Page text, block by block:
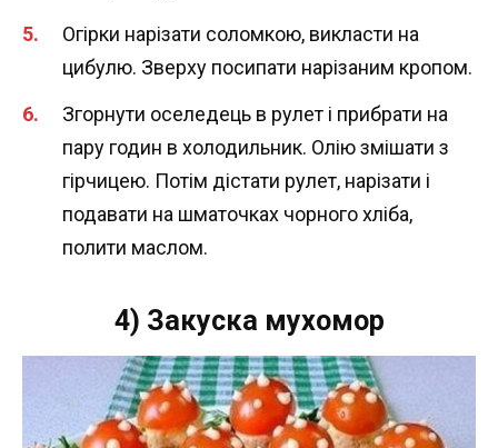
Огірки нарізати соломкою, викласти на
цибулю. Зверху посипати нарізаним кропом.
Згорнути оселедець в рулет і прибрати на
пару годин в холодильник. Олію змішати з
гірчицею. Потім дістати рулет, нарізати і
подавати на шматочках чорного хліба,
полити маслом.
4) Закуска мухомор